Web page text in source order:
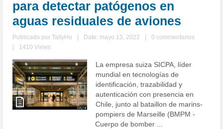
para detectar patógenos en
aguas residuales de aviones
Publicado porTallyHo Date: mayo 13, 2022
0 commentarios
1410 Views
La empresa suiza SICPA, líder
mundial en tecnologías de
identificación, trazabilidad y
autenticación con presencia en
Chile, junto al bataillon de marins-
pompiers de Marseille (BMPM -
Cuerpo de bomber ...